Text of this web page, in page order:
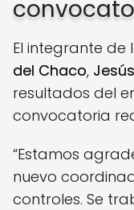
El integrante de
del Chaco,
resultados del
convocatoria
“Estamos
nuevo
controles. Se